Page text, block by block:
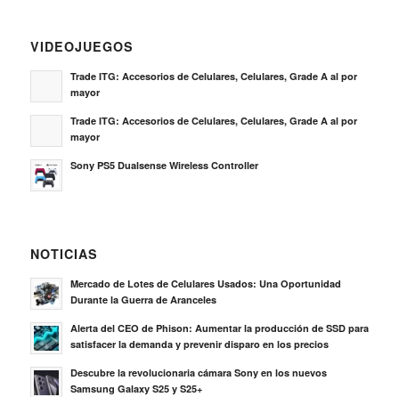
VIDEOJUEGOS
Trade ITG: Accesorios de Celulares, Celulares, Grade A al por
mayor
Trade ITG: Accesorios de Celulares, Celulares, Grade A al por
mayor
Sony PS5 Dualsense Wireless Controller
NOTICIAS
Mercado de Lotes de Celulares Usados: Una Oportunidad
Durante la Guerra de Aranceles
Alerta del CEO de Phison: Aumentar la producción de SSD para
satisfacer la demanda y prevenir disparo en los precios
Descubre la revolucionaria cámara Sony en los nuevos
Samsung Galaxy S25 y S25+